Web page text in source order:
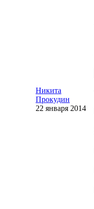
Никита
Прокудин
22 января 2014